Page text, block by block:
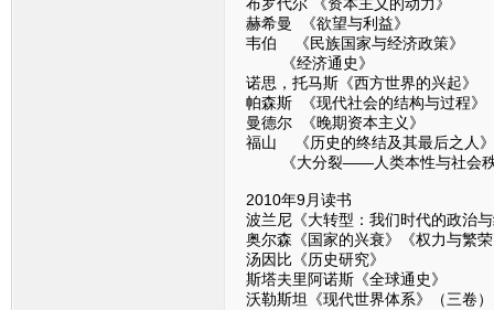
布罗代尔 《资本主义的动力》
赫希曼 《欲望与利益》
韦伯 《民族国家与经济政策》
《经济通史》
诺思，托马斯《西方世界的兴起》
帕森斯 《现代社会的结构与过程》
曼德尔 《晚期资本主义》
福山 《历史的终结及其最后之人》
《大分裂——人类本性与社会秩
2010年9月读书
波兰尼《大转型：我们时代的政治
奥尔森《国家的兴衰》《权力与繁
汤因比《历史研究》
斯塔夫里阿诺斯《全球通史》
沃勒斯坦《现代世界体系》（三卷